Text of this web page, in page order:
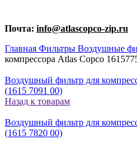
Почта: info@atlascopco-zip.ru
Главная Фильтры Воздушные
компрессора Atlas Copco
Воздушный фильтр для
(1615 7091 00)
Назад к товарам
Воздушный фильтр для
(1615 7820 00)